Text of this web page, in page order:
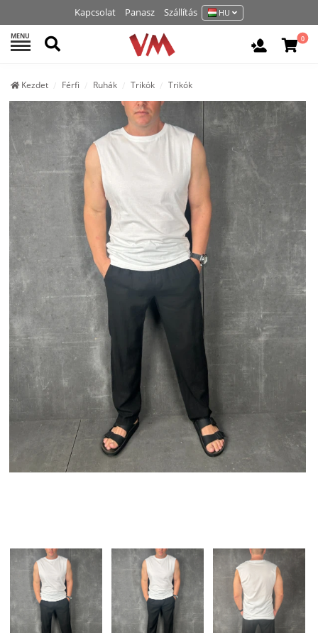
Kapcsolat Panasz Szállítás HU
MENU Keresés Belépés
0
Kezdet Férfi Ruhák Trikók Trikók